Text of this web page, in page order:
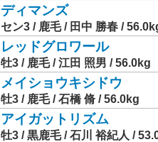
ディマンズ
セン3 / 鹿毛 / 田中 勝春 /
レッドグロワール
牡3 / 鹿毛 / 江田 照男 / 56.0kg
メイショウキシドウ
牡3 / 鹿毛 / 石橋 脩 / 56.0kg
アイガットリズム
牡3 / 黒鹿毛 / 石川 裕紀人 /